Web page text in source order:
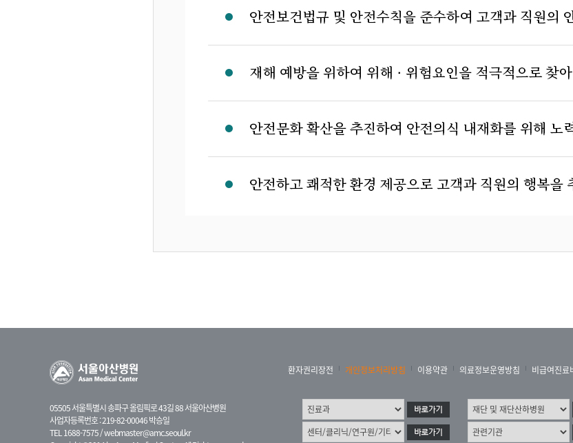
05505 서울특별시 송파구 올림픽로 43길 88 서울아산병원
사업자등록번호 : 219-82-00046 박승일
TEL 1688-7575 /webmaster@amc.seoul.kr
환자권리장전 개인정보처리방침 이용약관 의료정보운영방침 비급여진료